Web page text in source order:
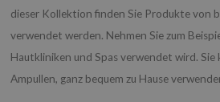
dieser Kollektion finden Sie Produkte von
verwendet werden. Nehmen Sie zum
Hautkliniken und Spas verwendet wird.
Ampullen, ganz bequem zu Hause